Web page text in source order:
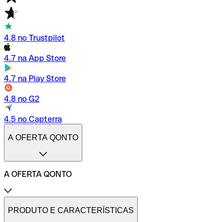
4.8 no Trustpilot
4.7 na App Store
4.7 na Play Store
4.8 no G2
4.5 no Capterra
A OFERTA QONTO
A OFERTA QONTO
Tarifas
Conta profissional online
PRODUTO E CARACTERÍSTICAS